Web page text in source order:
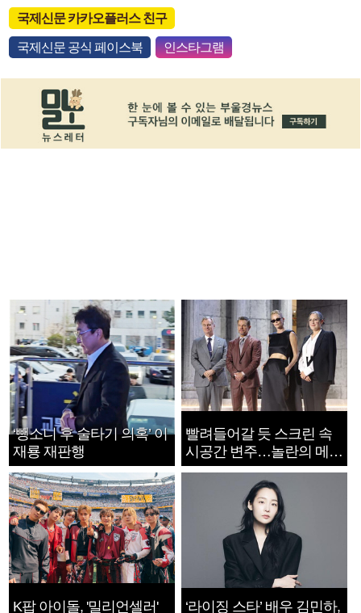
국제신문 카카오플러스 친구
국제신문 공식 페이스북 인스타그램
‘뺑소니 후 술타기 의혹’ 이
재룡 재판행
빨려들어갈 듯 스크린 속
시공간 변주…놀란의 메시
지는 ‘전쟁 속죄’
K팝 아이돌, '밀리언셀러' ‘라이징 스타’ 배우 김민하,